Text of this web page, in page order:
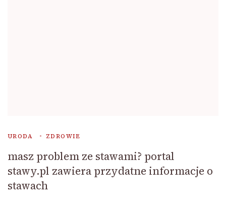
URODA ZDROWIE
masz problem ze stawami? portal
stawy.pl zawiera przydatne informacje o
stawach